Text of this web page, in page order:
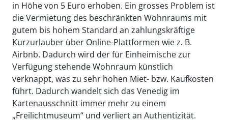
in Höhe von 5 Euro erhoben. Ein grosses Problem ist
die Vermietung des beschränkten Wohnraums mit
gutem bis hohem Standard an zahlungskräftige
Kurzurlauber über Online-Plattformen wie z. B.
Airbnb. Dadurch wird der für Einheimische zur
Verfügung stehende Wohnraum künstlich
verknappt, was zu sehr hohen Miet- bzw. Kaufkosten
führt. Dadurch wandelt sich das Venedig im
Kartenausschnitt immer mehr zu einem
„Freilichtmuseum“ und verliert an Authentizität.